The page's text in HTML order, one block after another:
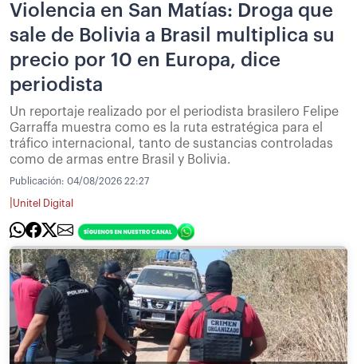
Violencia en San Matías: Droga que
sale de Bolivia a Brasil multiplica su
precio por 10 en Europa, dice
periodista
Un reportaje realizado por el periodista brasilero Felipe
Garraffa muestra como es la ruta estratégica para el
tráfico internacional, tanto de sustancias controladas
como de armas entre Brasil y Bolivia.
Publicación: 04/08/2026 22:27
Unitel Digital